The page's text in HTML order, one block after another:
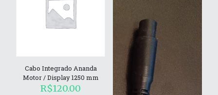
Cabo Integrado Ananda
Motor / Display 1250 mm
R$120.00